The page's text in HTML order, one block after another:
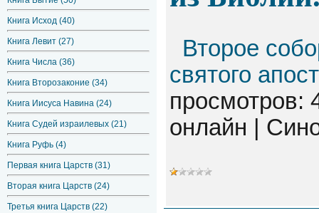
Книга Исход (40)
Книга Левит (27)
Книга Числа (36)
Книга Второзаконие (34)
Книга Иисуса Навина (24)
Книга Судей израилевых (21)
Книга Руфь (4)
Первая книга Царств (31)
Вторая книга Царств (24)
Третья книга Царств (22)
Второе
святого
просмотров:
онлайн |